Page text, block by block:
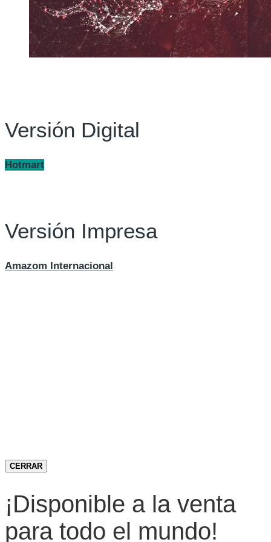
Versión Digital
Hotmart
Versión Impresa
Amazom Internacional
CERRAR
¡Disponible a la venta
para todo el mundo!